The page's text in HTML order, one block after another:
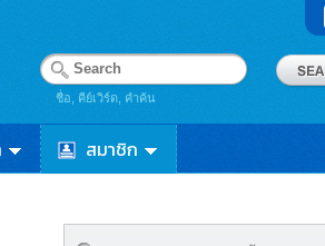
ชื่อ, คีย์เวิร์ด, คำค้น
สมาชิก